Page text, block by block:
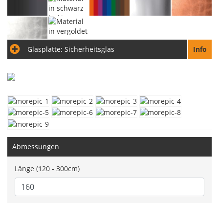
Glasplatte: Sicherheitsglas Info
Abmessungen
Länge (120 - 300cm)